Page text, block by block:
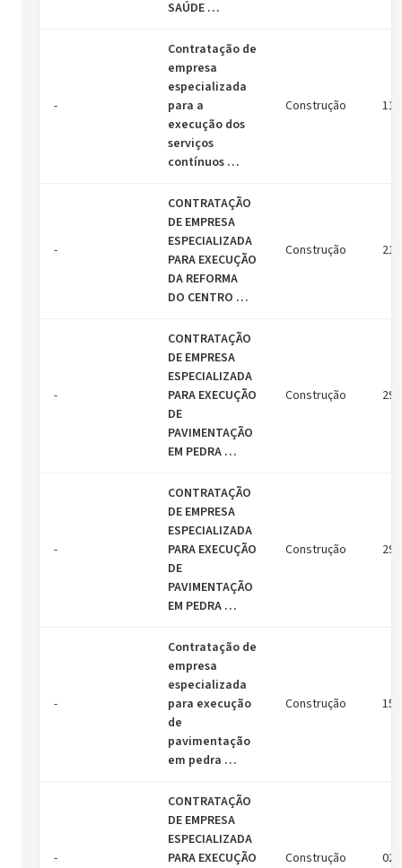
SAÚDE …
-
Contratação de
empresa
especializada
para a
execução dos
serviços
contínuos …
Construção 11/
-
CONTRATAÇÃO
DE EMPRESA
ESPECIALIZADA
PARA EXECUÇÃO
DA REFORMA
DO CENTRO …
Construção
-
CONTRATAÇÃO
DE EMPRESA
ESPECIALIZADA
PARA EXECUÇÃO
DE
PAVIMENTAÇÃO
EM PEDRA …
Construção
-
CONTRATAÇÃO
DE EMPRESA
ESPECIALIZADA
PARA EXECUÇÃO
DE
PAVIMENTAÇÃO
EM PEDRA …
Construção
-
Contratação de
empresa
especializada
para execução
de
pavimentação
em pedra …
Construção 15/
-
CONTRATAÇÃO
DE EMPRESA
ESPECIALIZADA
PARA EXECUÇÃO
Construção 02/